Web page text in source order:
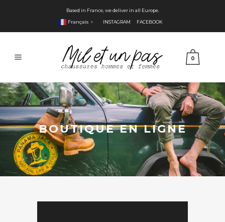
Based in France, we deliver in all Europe.
Français ▼ INSTAGRAM FACEBOOK
0
BOUTIQUE EN LIGNE